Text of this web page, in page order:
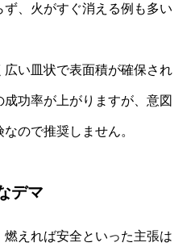
、火がすぐ消える例も多い
い皿状で表面積が確保され
功率が上がりますが、意図
ので推奨しません。
デマ
えれば安全といった主張は